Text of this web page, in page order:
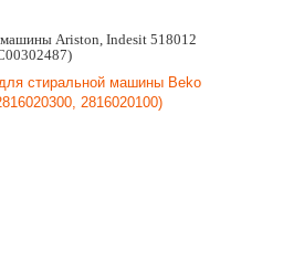
машины Ariston, Indesit 518012